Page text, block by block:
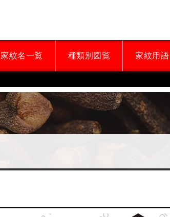
家紋名一覧 種類別図覧 家紋用語